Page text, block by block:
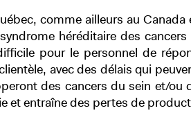
comme ailleurs au
héréditaire des
pour le personnel de
avec des délais qui
des cancers du sein et/ou
et entraîne des pertes de